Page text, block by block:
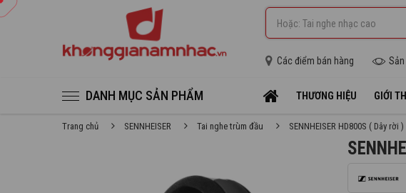
Các điểm bán hàng
DANH MỤC SẢN PHẨM THƯƠNG HIỆU GIỚI
Trang chủ SENNHEISER Tai nghe trùm đầu SENNHEISER HD800S ( Dây rời )